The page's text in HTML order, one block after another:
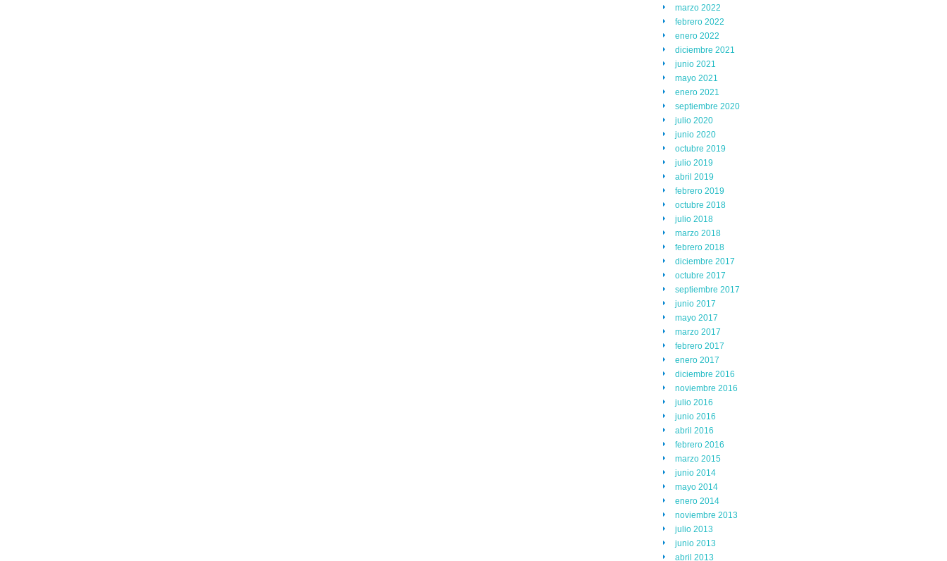
marzo 2022
febrero 2022
enero 2022
diciembre 2021
junio 2021
mayo 2021
enero 2021
septiembre 2020
julio 2020
junio 2020
octubre 2019
julio 2019
abril 2019
febrero 2019
octubre 2018
julio 2018
marzo 2018
febrero 2018
diciembre 2017
octubre 2017
septiembre 2017
junio 2017
mayo 2017
marzo 2017
febrero 2017
enero 2017
diciembre 2016
noviembre 2016
julio 2016
junio 2016
abril 2016
febrero 2016
marzo 2015
junio 2014
mayo 2014
enero 2014
noviembre 2013
julio 2013
junio 2013
abril 2013